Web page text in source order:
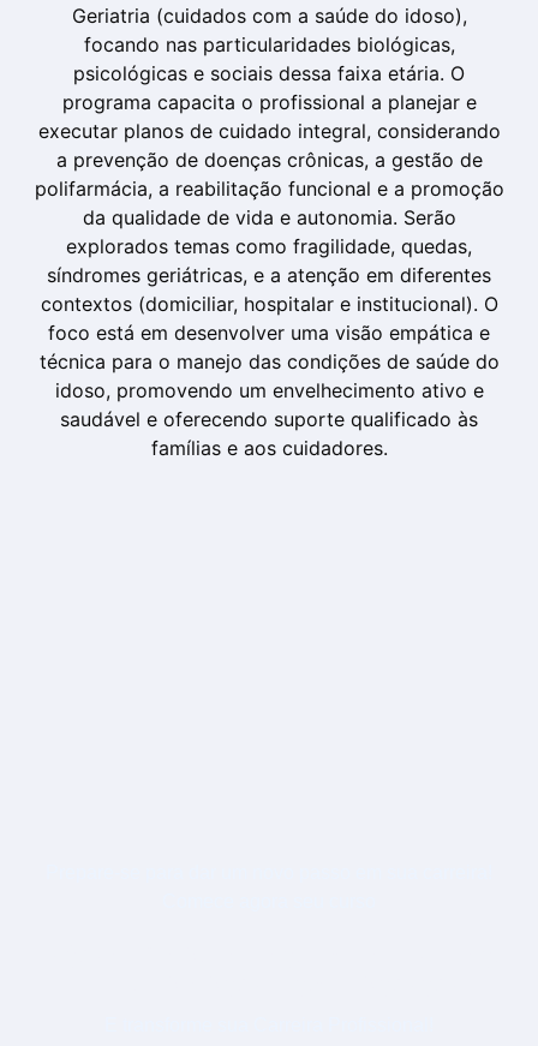
Geriatria (cuidados com a saúde do idoso),
focando nas particularidades biológicas,
psicológicas e sociais dessa faixa etária. O
programa capacita o profissional a planejar e
executar planos de cuidado integral, considerando
a prevenção de doenças crônicas, a gestão de
polifarmácia, a reabilitação funcional e a promoção
da qualidade de vida e autonomia. Serão
explorados temas como fragilidade, quedas,
síndromes geriátricas, e a atenção em diferentes
contextos (domiciliar, hospitalar e institucional). O
foco está em desenvolver uma visão empática e
técnica para o manejo das condições de saúde do
idoso, promovendo um envelhecimento ativo e
saudável e oferecendo suporte qualificado às
famílias e aos cuidadores.